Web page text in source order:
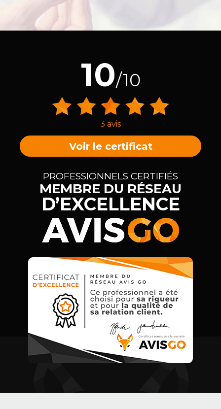
10/10
3 avis
Voir le certificat
PROFESSIONNELS CERTIFIÉS
MEMBRE DU RÉSEAU
D’EXCELLENCE